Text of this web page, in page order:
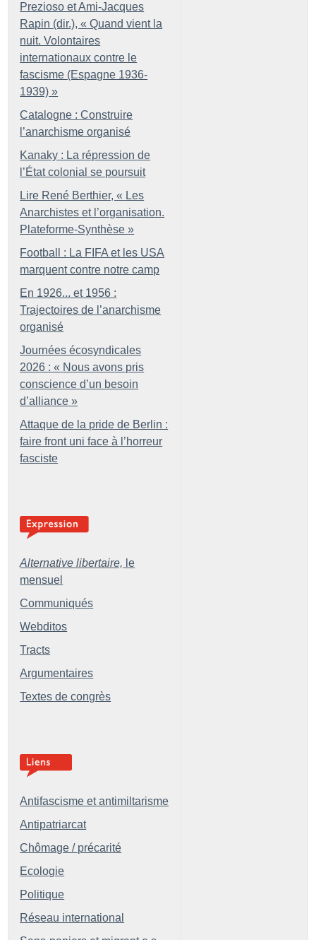
Prezioso et Ami-Jacques
Rapin (dir.), « Quand vient la
nuit. Volontaires
internationaux contre le
fascisme (Espagne 1936-
1939) »
Catalogne : Construire
l’anarchisme organisé
Kanaky : La répression de
l’État colonial se poursuit
Lire René Berthier, « Les
Anarchistes et l’organisation.
Plateforme-Synthèse »
Football : La FIFA et les USA
marquent contre notre camp
En 1926... et 1956 :
Trajectoires de l’anarchisme
organisé
Journées écosyndicales
2026 : « Nous avons pris
conscience d’un besoin
d’alliance »
Attaque de la pride de Berlin :
faire front uni face à l’horreur
fasciste
Alternative libertaire, le
mensuel
Communiqués
Webditos
Tracts
Argumentaires
Textes de congrès
Antifascisme et antimiltarisme
Antipatriarcat
Chômage / précarité
Ecologie
Politique
Réseau international